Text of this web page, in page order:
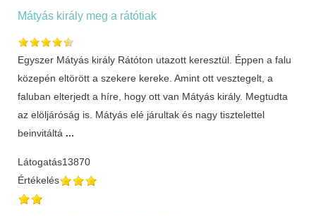
Mátyás király meg a rátótiak
Egyszer Mátyás király Rátóton utazott keresztül. Éppen a falu
közepén eltörött a szekere kereke. Amint ott vesztegelt, a
faluban elterjedt a híre, hogy ott van Mátyás király. Megtudta
az elöljáróság is. Mátyás elé járultak és nagy tisztelettel
beinvitáltá ...
Látogatás13870
Értékelés